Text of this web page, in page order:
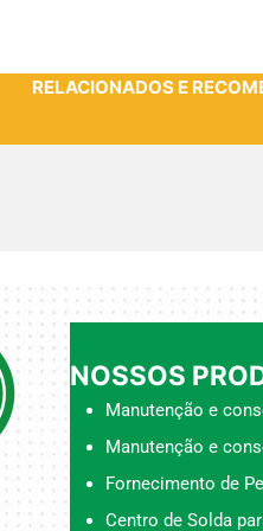
RELACIONADOS E
NOSSOS
Manutenção e
Manutenção e
Fornecimento de
Centro de Solda